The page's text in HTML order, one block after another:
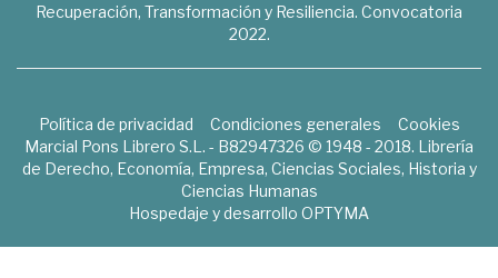
Recuperación, Transformación y Resiliencia. Convocatoria
2022.
Política de privacidad Condiciones generales
Cookies
Marcial Pons Librero S.L. - B82947326 © 1948 - 2018. Librería
de Derecho, Economía, Empresa, Ciencias Sociales, Historia y
Ciencias Humanas
Hospedaje y desarrollo OPTYMA